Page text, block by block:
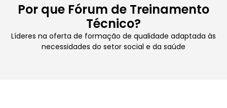
Por que Fórum de Treinamento
Técnico?
Líderes na oferta de formação de qualidade adaptada às
necessidades do setor social e da saúde